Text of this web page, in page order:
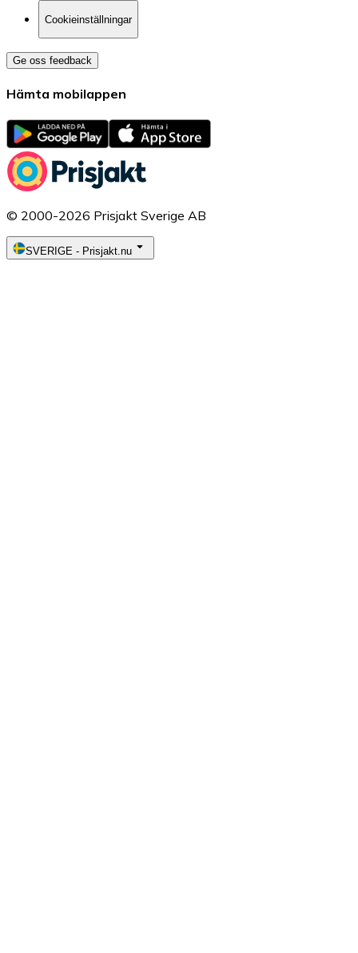
Cookieinställningar
Ge oss feedback
Hämta mobilappen
© 2000-2026 Prisjakt Sverige AB
SVERIGE - Prisjakt.nu